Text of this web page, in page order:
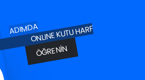
ADIMDAONLINE KUTU HARF
ÖĞRENIN